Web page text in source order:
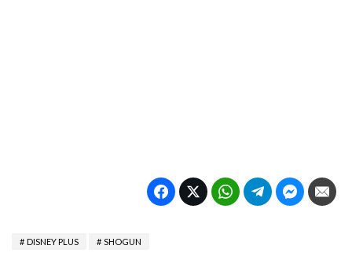
DISNEY PLUS SHOGUN